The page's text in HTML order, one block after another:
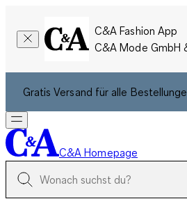
C&A Fashion App
C&A Mode GmbH
Gratis Versand für alle
C&A Homepage